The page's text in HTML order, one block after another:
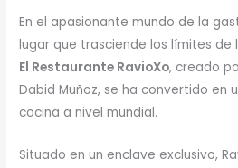
En el apasionante mundo de la
lugar que trasciende los límites de
El Restaurante RavioXo, creado
Dabid Muñoz, se ha convertido en
cocina a nivel mundial.
Situado en un enclave exclusivo,